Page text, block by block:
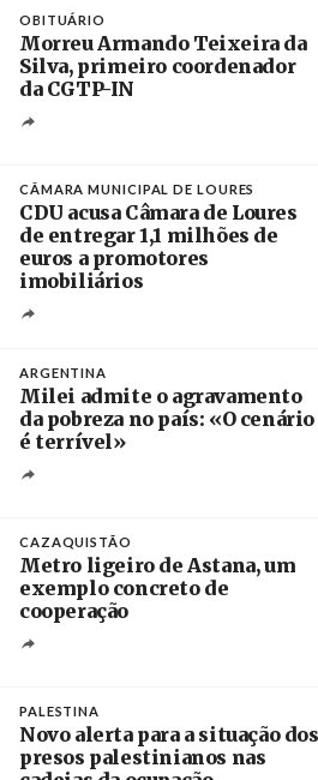
OBITUÁRIO
Morreu Armando Teixeira da
Silva, primeiro coordenador
da CGTP-IN
CÂMARA MUNICIPAL DE LOURES
CDU acusa Câmara de Loures
de entregar 1,1 milhões de
euros a promotores
imobiliários
ARGENTINA
Milei admite o agravamento
da pobreza no país: «O cenário
é terrível»
CAZAQUISTÃO
Metro ligeiro de Astana, um
exemplo concreto de
cooperação
PALESTINA
Novo alerta para a situação dos
presos palestinianos nas